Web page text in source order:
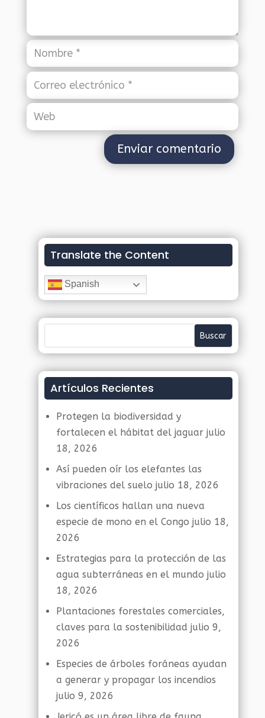
Translate the Content
Spanish
Artículos Recientes
Protegen la biodiversidad y
fortalecen el hábitat del jaguar julio
18, 2026
Así pueden oír los elefantes las
vibraciones del suelo julio 18, 2026
Los científicos hallan una nueva
especie de mono en el Congo julio 18,
2026
Estrategias para la protección de las
agua subterráneas en el mundo julio
18, 2026
Plantaciones forestales comerciales,
claves para la sostenibilidad julio 9,
2026
Especies de árboles foráneas ayudan
a generar y propagar los incendios
julio 9, 2026